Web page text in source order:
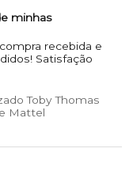
minhas
recebida e
Satisfação
Toby Thomas
Mattel